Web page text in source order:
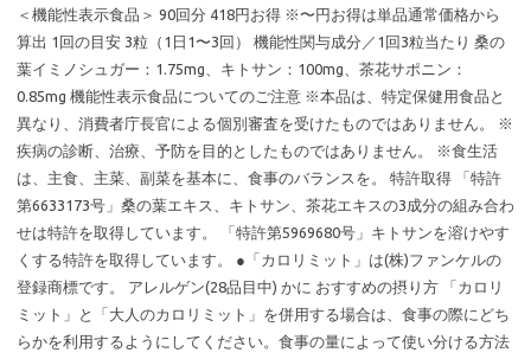
＜機能性表示食品＞ 90回分 418円お得 ※〜円お得は単品通常価格から
算出 1回の目安 3粒（1日1〜3回） 機能性関与成分／1回3粒当たり 桑の
葉イミノシュガー：1.75mg、キトサン：100mg、茶花サポニン：
0.85mg 機能性表示食品についてのご注意 ※本品は、特定保健用食品と
異なり、消費者庁長官による個別審査を受けたものではありません。 ※
疾病の診断、治療、予防を目的としたものではありません。 ※食生活
は、主食、主菜、副菜を基本に、食事のバランスを。 特許取得 「特許
第6633173号」桑の葉エキス、キトサン、茶花エキスの3成分の組み合わ
せは特許を取得しています。 「特許第5969680号」キトサンを溶けやす
くする特許を取得しています。 ●「カロリミット」は(株)ファンケルの
登録商標です。 アレルゲン(28品目中) かに おすすめの摂り方 「カロリ
ミット」と「大人のカロリミット」を併用する場合は、食事の際にどち
らかを利用するようにしてください。食事の量によって使い分ける方法